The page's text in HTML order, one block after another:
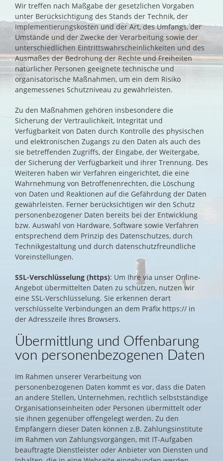
Wir treffen nach Maßgabe der gesetzlichen Vorgaben
unter Berücksichtigung des Stands der Technik, der
Implementierungskosten und der Art, des Umfangs, der
Umstände und der Zwecke der Verarbeitung sowie der
unterschiedlichen Eintrittswahrscheinlichkeiten und des
Ausmaßes der Bedrohung der Rechte und Freiheiten
natürlicher Personen geeignete technische und
organisatorische Maßnahmen, um ein dem Risiko
angemessenes Schutzniveau zu gewährleisten.
Zu den Maßnahmen gehören insbesondere die
Sicherung der Vertraulichkeit, Integrität und
Verfügbarkeit von Daten durch Kontrolle des physischen
und elektronischen Zugangs zu den Daten als auch des
sie betreffenden Zugriffs, der Eingabe, der Weitergabe,
der Sicherung der Verfügbarkeit und ihrer Trennung. Des
Weiteren haben wir Verfahren eingerichtet, die eine
Wahrnehmung von Betroffenenrechten, die Löschung
von Daten und Reaktionen auf die Gefährdung der Daten
gewährleisten. Ferner berücksichtigen wir den Schutz
personenbezogener Daten bereits bei der Entwicklung
bzw. Auswahl von Hardware, Software sowie Verfahren
entsprechend dem Prinzip des Datenschutzes, durch
Technikgestaltung und durch datenschutzfreundliche
Voreinstellungen.
SSL-Verschlüsselung (https): Um Ihre via unser Online-
Angebot übermittelten Daten zu schützen, nutzen wir
eine SSL-Verschlüsselung. Sie erkennen derart
verschlüsselte Verbindungen an dem Präfix https:// in
der Adresszeile Ihres Browsers.
Übermittlung und Offenbarung
von personenbezogenen Daten
Im Rahmen unserer Verarbeitung von
personenbezogenen Daten kommt es vor, dass die Daten
an andere Stellen, Unternehmen, rechtlich selbstständige
Organisationseinheiten oder Personen übermittelt oder
sie ihnen gegenüber offengelegt werden. Zu den
Empfängern dieser Daten können z.B. Zahlungsinstitute
im Rahmen von Zahlungsvorgängen, mit IT-Aufgaben
beauftragte Dienstleister oder Anbieter von Diensten und